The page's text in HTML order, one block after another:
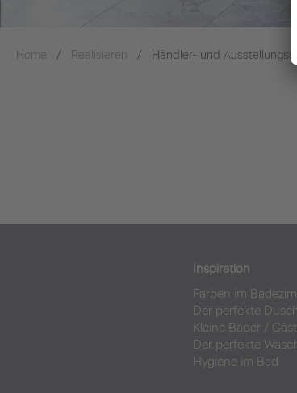
Home Realisieren Händler- und
Inspiration
Farben im
Der perfekte
Kleine Bäder /
Der perfekte
Hygiene im Bad